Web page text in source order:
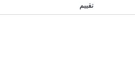
تقييم